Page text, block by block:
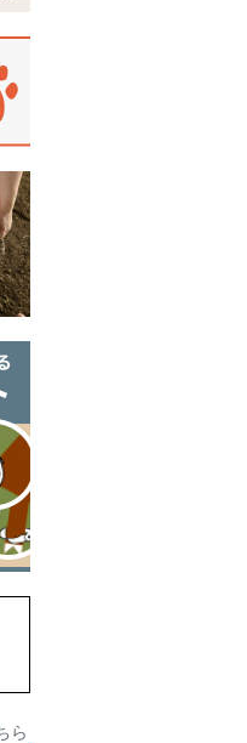
ら